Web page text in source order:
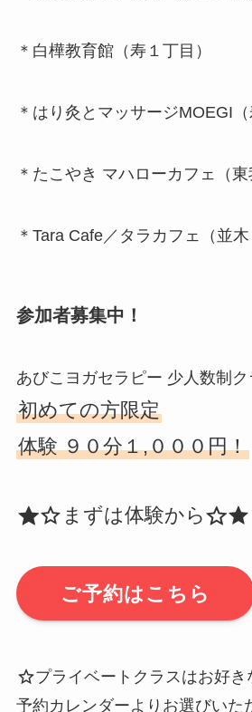
＊白樺教育館（寿１丁目）
＊はり灸とマッサージMOEGI（
＊たこやき マハローカフェ（東
＊Tara Cafe／タラカフェ（並木
参加者募集中！
あびこヨガセラピー 少人数制ク
初めての方限定
体験 ９０分１,０００円！
まずは体験から
ご予約はこちら
プライベートクラスはお好き
予約カレンダーよりお選びいた